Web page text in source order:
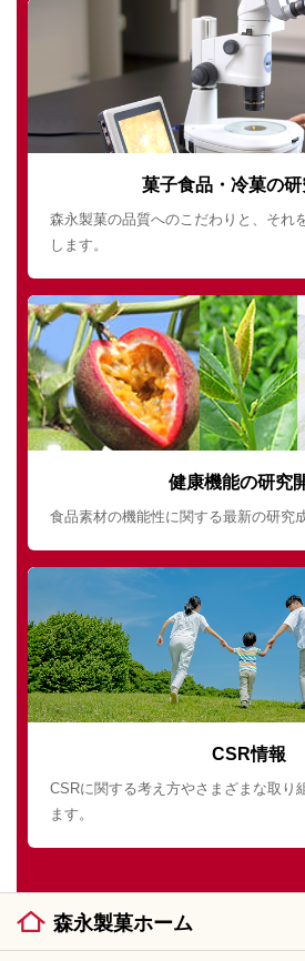
菓子食品・冷菓の
森永製菓の品質へのこだわりと、それ
します。
健康機能の研究
食品素材の機能性に関する最新の研究
CSR情報
CSRに関する考え方やさまざまな取り
ます。
森永製菓ホーム